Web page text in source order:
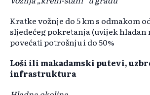
Kratke vožnje do 5 km s odmakom
sljedećeg pokretanja (uvijek
povećati potrošnju i do 50%
Loši ili makadamski putevi,
infrastruktura